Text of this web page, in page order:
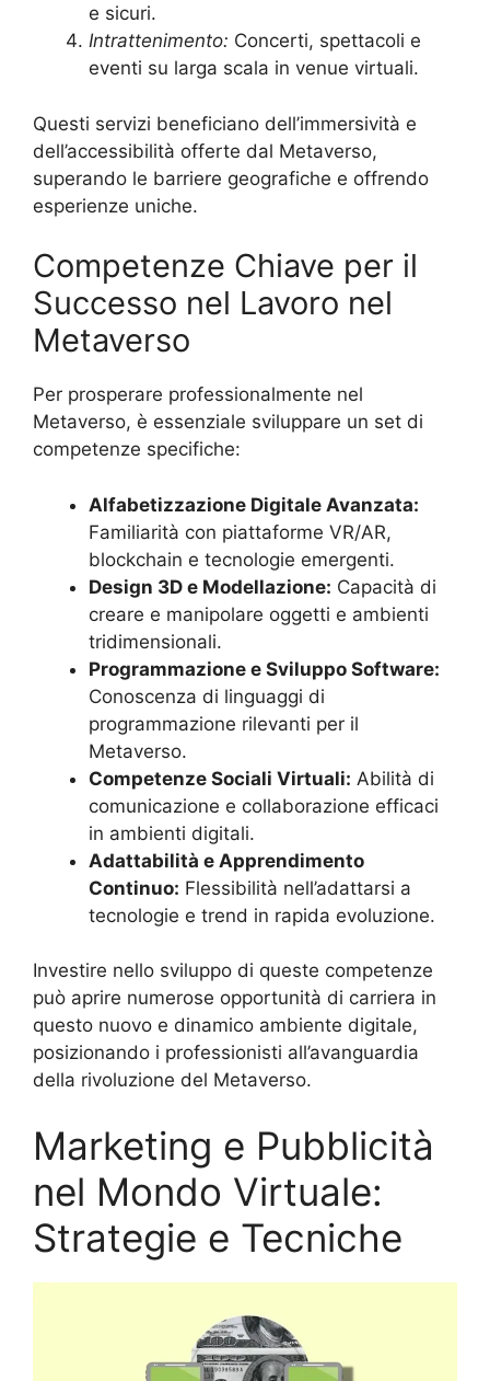
e sicuri.
Intrattenimento: Concerti, spettacoli e
eventi su larga scala in venue virtuali.
Questi servizi beneficiano dell’immersività e
dell’accessibilità offerte dal Metaverso,
superando le barriere geografiche e offrendo
esperienze uniche.
Competenze Chiave per il
Successo nel Lavoro nel
Metaverso
Per prosperare professionalmente nel
Metaverso, è essenziale sviluppare un set di
competenze specifiche:
Alfabetizzazione Digitale Avanzata:
Familiarità con piattaforme VR/AR,
blockchain e tecnologie emergenti.
Design 3D e Modellazione: Capacità di
creare e manipolare oggetti e ambienti
tridimensionali.
Programmazione e Sviluppo Software:
Conoscenza di linguaggi di
programmazione rilevanti per il
Metaverso.
Competenze Sociali Virtuali: Abilità di
comunicazione e collaborazione efficaci
in ambienti digitali.
Adattabilità e Apprendimento
Continuo: Flessibilità nell’adattarsi a
tecnologie e trend in rapida evoluzione.
Investire nello sviluppo di queste competenze
può aprire numerose opportunità di carriera in
questo nuovo e dinamico ambiente digitale,
posizionando i professionisti all’avanguardia
della rivoluzione del Metaverso.
Marketing e Pubblicità
nel Mondo Virtuale:
Strategie e Tecniche